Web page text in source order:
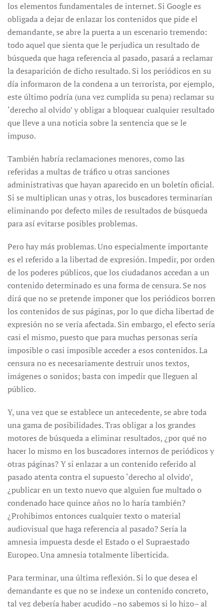
los elementos fundamentales de internet. Si Google es
obligada a dejar de enlazar los contenidos que pide el
demandante, se abre la puerta a un escenario tremendo:
todo aquel que sienta que le perjudica un resultado de
búsqueda que haga referencia al pasado, pasará a reclamar
la desaparición de dicho resultado. Si los periódicos en su
día informaron de la condena a un terrorista, por ejemplo,
este último podría (una vez cumplida su pena) reclamar su
‘derecho al olvido’ y obligar a bloquear cualquier resultado
que lleve a una noticia sobre la sentencia que se le
impuso.
También habría reclamaciones menores, como las
referidas a multas de tráfico u otras sanciones
administrativas que hayan aparecido en un boletín oficial.
Si se multiplican unas y otras, los buscadores terminarían
eliminando por defecto miles de resultados de búsqueda
para así evitarse posibles problemas.
Pero hay más problemas. Uno especialmente importante
es el referido a la libertad de expresión. Impedir, por orden
de los poderes públicos, que los ciudadanos accedan a un
contenido determinado es una forma de censura. Se nos
dirá que no se pretende imponer que los periódicos borren
los contenidos de sus páginas, por lo que dicha libertad de
expresión no se vería afectada. Sin embargo, el efecto sería
casi el mismo, puesto que para muchas personas sería
imposible o casi imposible acceder a esos contenidos. La
censura no es necesariamente destruir unos textos,
imágenes o sonidos; basta con impedir que lleguen al
público.
Y, una vez que se establece un antecedente, se abre toda
una gama de posibilidades. Tras obligar a los grandes
motores de búsqueda a eliminar resultados, ¿por qué no
hacer lo mismo en los buscadores internos de periódicos y
otras páginas? Y si enlazar a un contenido referido al
pasado atenta contra el supuesto ‘derecho al olvido’,
¿publicar en un texto nuevo que alguien fue multado o
condenado hace quince años no lo haría también?
¿Prohibimos entonces cualquier texto o material
audiovisual que haga referencia al pasado? Sería la
amnesia impuesta desde el Estado o el Supraestado
Europeo. Una amnesia totalmente liberticida.
Para terminar, una última reflexión. Si lo que desea el
demandante es que no se indexe un contenido concreto,
tal vez debería haber acudido –no sabemos si lo hizo– al